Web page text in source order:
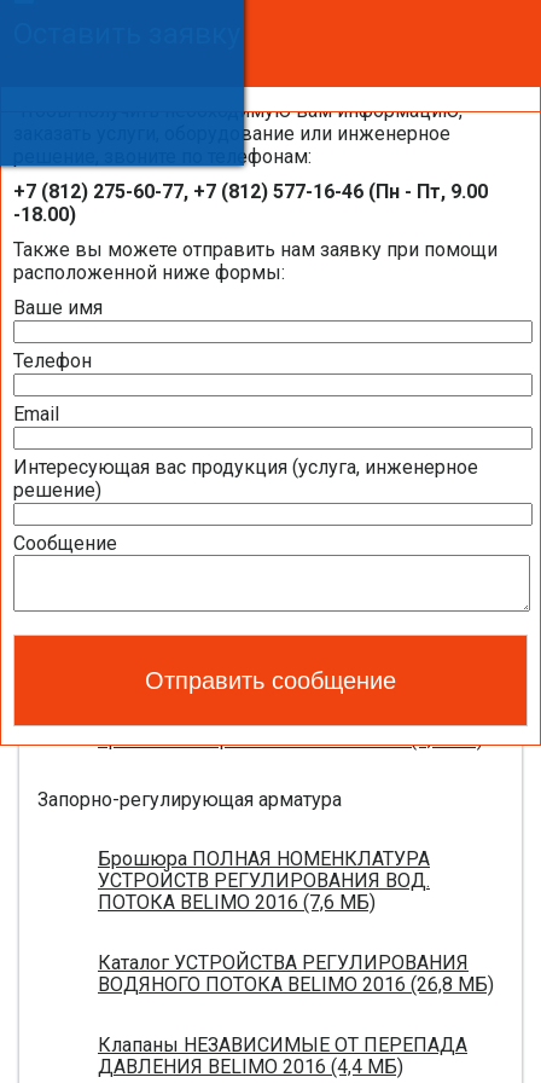
Оставить заявку
Чтобы получить необходимую вам информацию,
заказать услуги, оборудование или инженерное
решение, звоните по телефонам:
+7 (812) 275-60-77, +7 (812) 577-16-46 (Пн - Пт, 9.00
-18.00)
Также вы можете отправить нам заявку при помощи
расположенной ниже формы:
Ваше имя
Телефон
Email
Интересующая вас продукция (услуга, инженерное
решение)
Сообщение
Каталоги и брошюры BELIMO
Общая информация BELIMO
Презентация компании BELIMO 2016 (2,51
МБ)
Приводы для воздушных клапанов
Полный обзор электроприводов для систем
вентиляции 2016 (17,5 МБ)
Каталог ЭЛЕКТРОПРИВОДЫ ДЛЯ
ВОЗДУШНЫХ ЗАСЛОНОК BELIMO 2016 (18,2
Запорно-регулирующая арматура
Брошюра ПОЛНАЯ НОМЕНКЛАТУРА
УСТРОЙСТВ РЕГУЛИРОВАНИЯ ВОД.
ПОТОКА BELIMO 2016 (7,6 МБ)
Каталог УСТРОЙСТВА РЕГУЛИРОВАНИЯ
ВОДЯНОГО ПОТОКА BELIMO 2016 (26,8 МБ)
Клапаны НЕЗАВИСИМЫЕ ОТ ПЕРЕПАДА
ДАВЛЕНИЯ BELIMO 2016 (4,4 МБ)